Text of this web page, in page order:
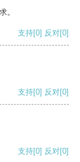
。
支持[0] 反对[0]
支持[0] 反对[0]
支持[0] 反对[0]